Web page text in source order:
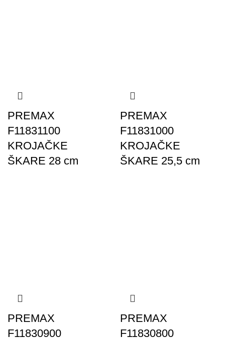
PREMAX
F11831100
KROJAČKE
ŠKARE 28 cm
PREMAX
F11831000
KROJAČKE
ŠKARE 25,5 cm
PREMAX
F11830900
PREMAX
F11830800